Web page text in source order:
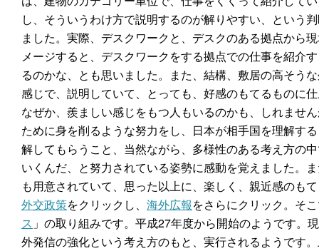
し、そういうわけ方で説明するのが解りやすい、という
ました。実際、デスクワークと、デスクのある拠点から
メージすると、デスクワークをする拠点での仕事を紹介
るのかな、とも思いました。また、結構、敷居の高そう
感じで、説明していて、とっても、好感のもてるものに
なぜか、羨ましい感じをもつ人もいるのかも、しれませ
ために身を削るような努力をし、日本が相手国を理解す
解してもらうこと、当然ながら、多様性のある考え方の
いくんだ、と努力されている姿勢に感動を覚えました。
も用意されていて、思った以上に、楽しく、親近感のも
外交政策をクリックし、 海外広報をさらにクリック。そ
ス 」の取り組みです。平成27年度から開始のようです。
外発信の強化という考え方のもと、実行されるようです